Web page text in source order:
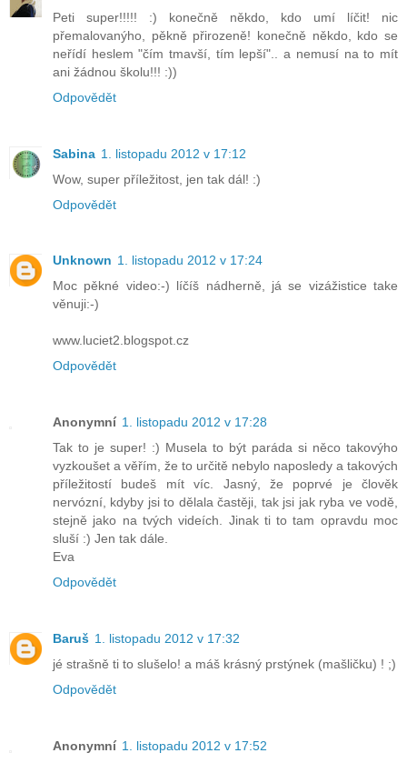
Peti super!!!!! :) konečně někdo, kdo umí líčit! nic
přemalovanýho, pěkně přirozeně! konečně někdo, kdo se
neřídí heslem "čím tmavší, tím lepší".. a nemusí na to mít
ani žádnou školu!!! :))
Odpovědět
Sabina 1. listopadu 2012 v 17:12
Wow, super příležitost, jen tak dál! :)
Odpovědět
Unknown 1. listopadu 2012 v 17:24
Moc pěkné video:-) líčíš nádherně, já se vizážistice take
věnuji:-)
www.luciet2.blogspot.cz
Odpovědět
Anonymní 1. listopadu 2012 v 17:28
Tak to je super! :) Musela to být paráda si něco takovýho
vyzkoušet a věřím, že to určitě nebylo naposledy a takových
příležitostí budeš mít víc. Jasný, že poprvé je člověk
nervózní, kdyby jsi to dělala častěji, tak jsi jak ryba ve vodě,
stejně jako na tvých videích. Jinak ti to tam opravdu moc
sluší :) Jen tak dále.
Eva
Odpovědět
Baruš 1. listopadu 2012 v 17:32
jé strašně ti to slušelo! a máš krásný prstýnek (mašličku) ! ;)
Odpovědět
Anonymní 1. listopadu 2012 v 17:52